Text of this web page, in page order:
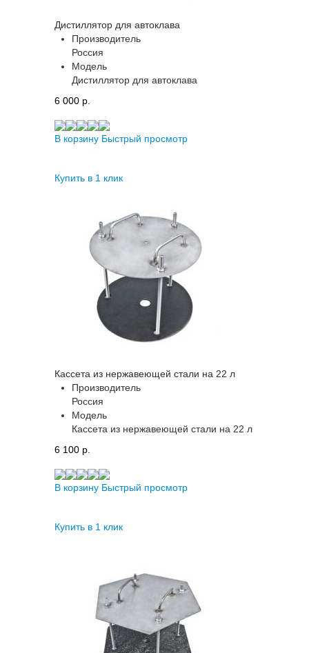
Дистиллятор для автоклава
Производитель
Россия
Модель
Дистиллятор для автоклава
6 000 p.
В корзину Быстрый просмотр
Купить в 1 клик
Кассета из нержавеющей стали на 22 л
Производитель
Россия
Модель
Кассета из нержавеющей стали на 22 л
6 100 p.
В корзину Быстрый просмотр
Купить в 1 клик